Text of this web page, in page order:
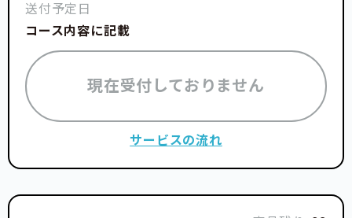
送付予定日
コース内容に記載
現在受付しておりません
サービスの流れ